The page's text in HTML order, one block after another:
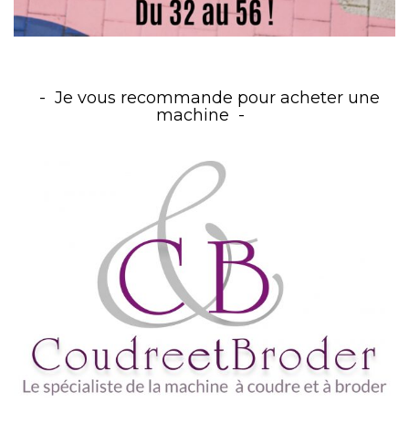
Je vous recommande pour acheter une
machine